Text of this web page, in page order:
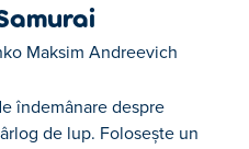
Maksim Andreevich
îndemânare despre
de lup. Folosește un